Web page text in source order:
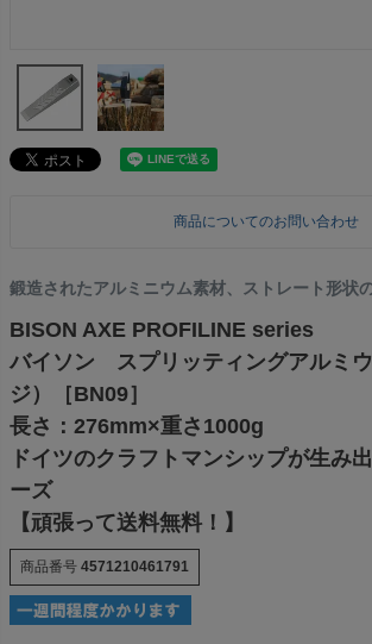
商品についてのお問い合わせ
鍛造されたアルミニウム素材、ストレート形状
BISON AXE PROFILINE series
バイソン スプリッティングアルミ
ジ）［BN09］
長さ：276mm×重さ1000g
ドイツのクラフトマンシップが生み
ーズ
【頑張って送料無料！】
商品番号 4571210461791